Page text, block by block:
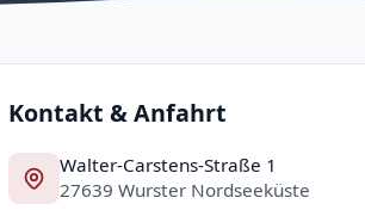
Kontakt & Anfahrt
Walter-Carstens-Straße 1
27639 Wurster Nordseeküste